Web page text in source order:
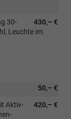
430,– €
30-
Leuchte im
50,– €
420,– €
Aktiv-